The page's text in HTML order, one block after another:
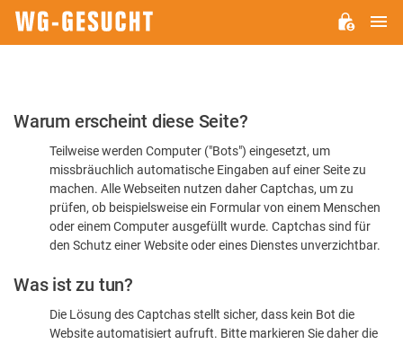
Bitte
dass
sind
Warum erscheint diese Seite?
Teilweise werden Computer ("Bots") eingesetzt, um
missbräuchlich automatische Eingaben auf einer Seite zu
machen. Alle Webseiten nutzen daher Captchas, um zu
prüfen, ob beispielsweise ein Formular von einem Menschen
oder einem Computer ausgefüllt wurde. Captchas sind für
den Schutz einer Website oder eines Dienstes unverzichtbar.
Was ist zu tun?
Die Lösung des Captchas stellt sicher, dass kein Bot die
Website automatisiert aufruft. Bitte markieren Sie daher die